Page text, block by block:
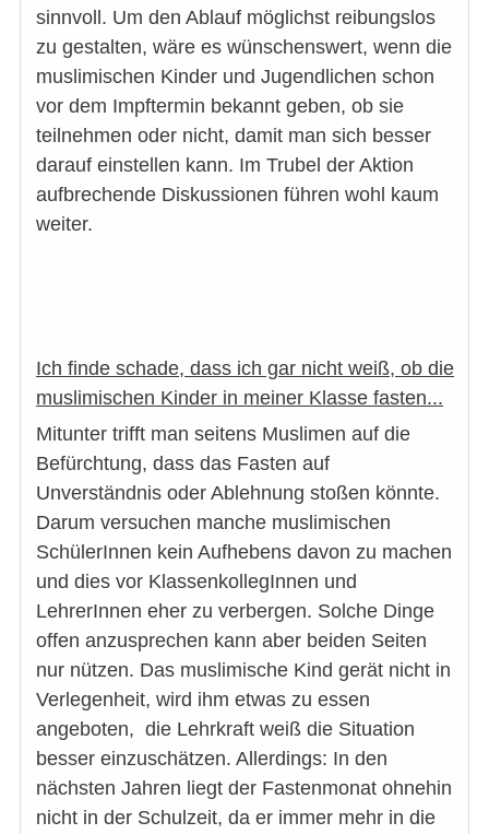
sinnvoll. Um den Ablauf möglichst reibungslos
zu gestalten, wäre es wünschenswert, wenn die
muslimischen Kinder und Jugendlichen schon
vor dem Impftermin bekannt geben, ob sie
teilnehmen oder nicht, damit man sich besser
darauf einstellen kann. Im Trubel der Aktion
aufbrechende Diskussionen führen wohl kaum
weiter.
Ich finde schade, dass ich gar nicht weiß, ob die
muslimischen Kinder in meiner Klasse fasten...
Mitunter trifft man seitens Muslimen auf die
Befürchtung, dass das Fasten auf
Unverständnis oder Ablehnung stoßen könnte.
Darum versuchen manche muslimischen
SchülerInnen kein Aufhebens davon zu machen
und dies vor KlassenkollegInnen und
LehrerInnen eher zu verbergen. Solche Dinge
offen anzusprechen kann aber beiden Seiten
nur nützen. Das muslimische Kind gerät nicht in
Verlegenheit, wird ihm etwas zu essen
angeboten, die Lehrkraft weiß die Situation
besser einzuschätzen. Allerdings: In den
nächsten Jahren liegt der Fastenmonat ohnehin
nicht in der Schulzeit, da er immer mehr in die